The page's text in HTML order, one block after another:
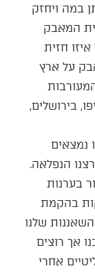
במה ויחזק
המאבק
חזית
על ארץ
בירושלים,
נמצאים
הנפלאה.
בערנות
בהקמת
שלנו
אך רוצים
אחרי